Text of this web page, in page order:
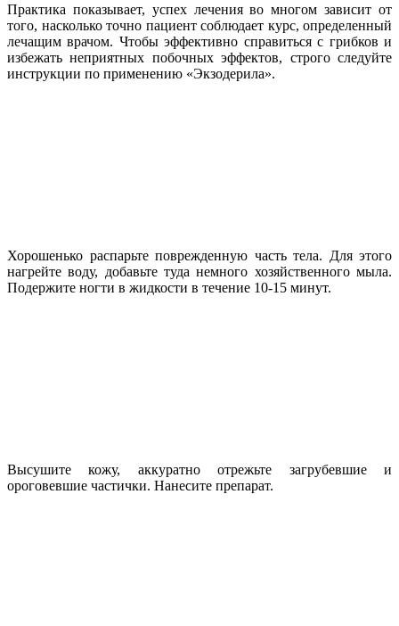
Практика показывает, успех лечения во многом зависит от
того, насколько точно пациент соблюдает курс, определенный
лечащим врачом. Чтобы эффективно справиться с грибков и
избежать неприятных побочных эффектов, строго следуйте
инструкции по применению «Экзодерила».
Хорошенько распарьте поврежденную часть тела. Для этого
нагрейте воду, добавьте туда немного хозяйственного мыла.
Подержите ногти в жидкости в течение 10-15 минут.
Высушите кожу, аккуратно отрежьте загрубевшие и
ороговевшие частички. Нанесите препарат.